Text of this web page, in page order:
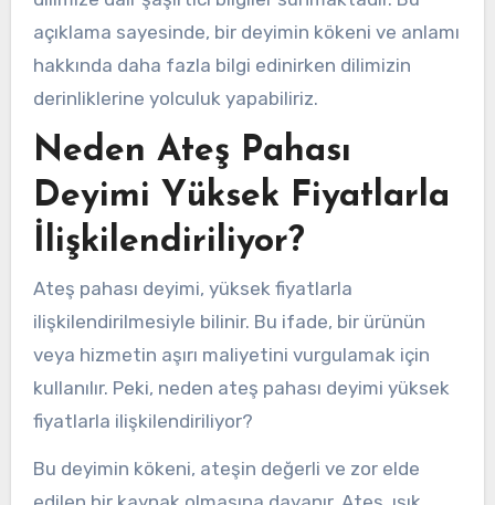
açıklama sayesinde, bir deyimin kökeni ve anlamı
hakkında daha fazla bilgi edinirken dilimizin
derinliklerine yolculuk yapabiliriz.
Neden Ateş Pahası
Deyimi Yüksek Fiyatlarla
İlişkilendiriliyor?
Ateş pahası deyimi, yüksek fiyatlarla
ilişkilendirilmesiyle bilinir. Bu ifade, bir ürünün
veya hizmetin aşırı maliyetini vurgulamak için
kullanılır. Peki, neden ateş pahası deyimi yüksek
fiyatlarla ilişkilendiriliyor?
Bu deyimin kökeni, ateşin değerli ve zor elde